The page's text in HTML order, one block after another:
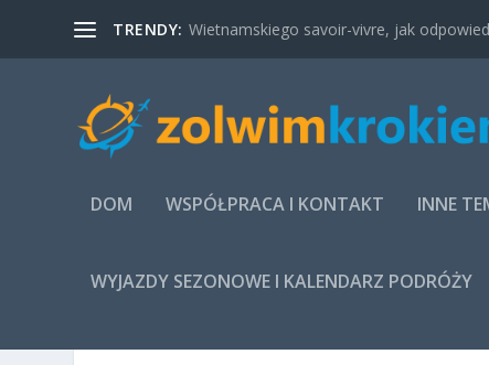
TRENDY: Wietnamskiego savoir-vivre, jak
DOM WSPÓŁPRACA I KONTAKT INNE
WYJAZDY SEZONOWE I KALENDARZ PODRÓŻY